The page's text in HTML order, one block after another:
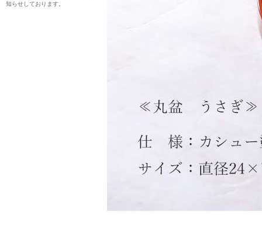
知らせしております。